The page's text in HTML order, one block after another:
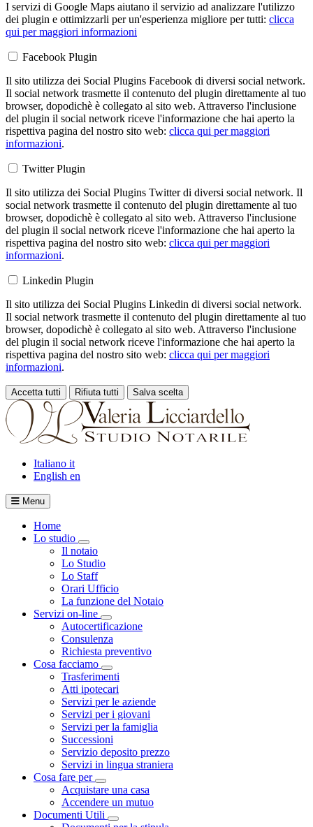
I servizi di Google Maps aiutano il servizio ad analizzare l'utilizzo
dei plugin e ottimizzarli per un'esperienza migliore per tutti: clicca
qui per maggiori informazioni
Facebook Plugin
Il sito utilizza dei Social Plugins Facebook di diversi social network.
Il social network trasmette il contenuto del plugin direttamente al tuo
browser, dopodichè è collegato al sito web. Attraverso l'inclusione
del plugin il social network riceve l'informazione che hai aperto la
rispettiva pagina del nostro sito web: clicca qui per maggiori
informazioni.
Twitter Plugin
Il sito utilizza dei Social Plugins Twitter di diversi social network. Il
social network trasmette il contenuto del plugin direttamente al tuo
browser, dopodichè è collegato al sito web. Attraverso l'inclusione
del plugin il social network riceve l'informazione che hai aperto la
rispettiva pagina del nostro sito web: clicca qui per maggiori
informazioni.
Linkedin Plugin
Il sito utilizza dei Social Plugins Linkedin di diversi social network.
Il social network trasmette il contenuto del plugin direttamente al tuo
browser, dopodichè è collegato al sito web. Attraverso l'inclusione
del plugin il social network riceve l'informazione che hai aperto la
rispettiva pagina del nostro sito web: clicca qui per maggiori
informazioni.
Accetta tutti Rifiuta tutti Salva scelta
Loading...
Italiano it
English en
Menu
Home
Lo studio
Visualizza menù di secondo livello
Il notaio
Lo Studio
Lo Staff
Orari Ufficio
La funzione del Notaio
Servizi on-line
Visualizza menù di secondo livello
Autocertificazione
Consulenza
Richiesta preventivo
Cosa facciamo
Visualizza menù di secondo livello
Trasferimenti
Atti ipotecari
Servizi per le aziende
Servizi per i giovani
Servizi per la famiglia
Successioni
Servizio deposito prezzo
Servizi in lingua straniera
Cosa fare per
Visualizza menù di secondo livello
Acquistare una casa
Accendere un mutuo
Documenti Utili
Visualizza menù di secondo livello